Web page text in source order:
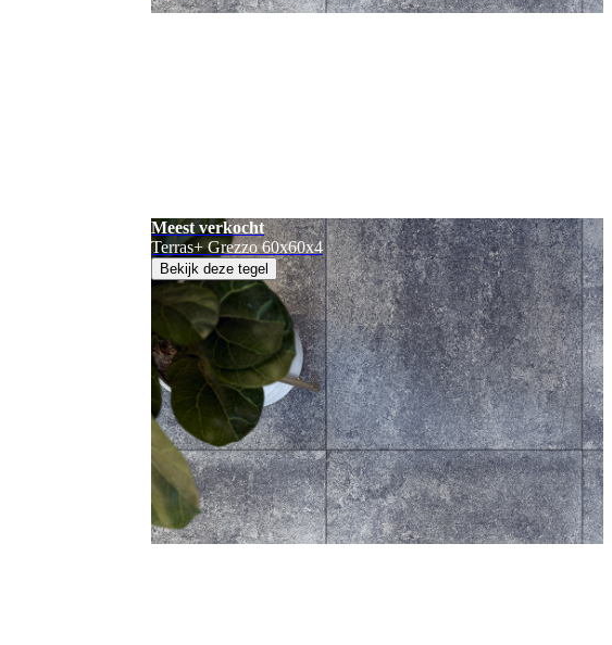
Meest verkocht
Terras+ Grezzo 60x60x4
Bekijk deze tegel